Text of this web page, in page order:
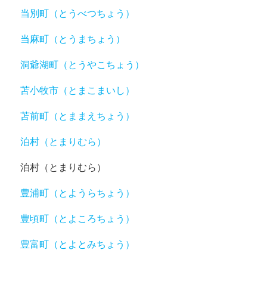
当別町（とうべつちょう）
当麻町（とうまちょう）
洞爺湖町（とうやこちょう）
苫小牧市（とまこまいし）
苫前町（とままえちょう）
泊村（とまりむら）
泊村（とまりむら）
豊浦町（とようらちょう）
豊頃町（とよころちょう）
豊富町（とよとみちょう）